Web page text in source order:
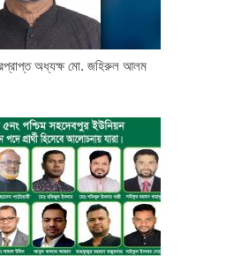
অধ্যক্ষ মো. জহিরুল আলম